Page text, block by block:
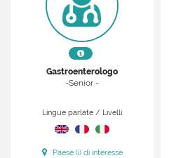
Gastroenterologo
-Senior -
Lingue parlate / Livelli
Paese (i) di interesse